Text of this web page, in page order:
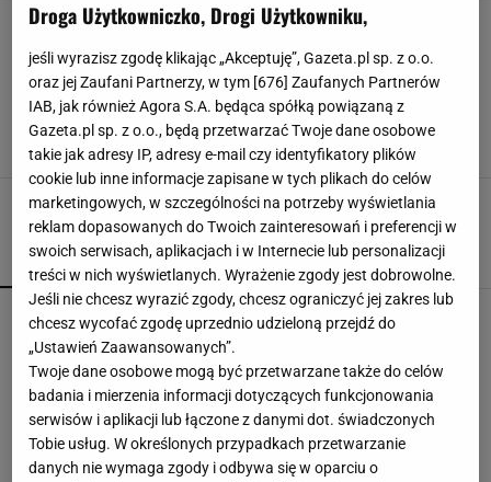
PIERSCIONEK-Z-DIAMENTEM
Kolorowe pierścionki królują w świecie mody.
Te znanej marki wyglądają jak małe cukierki
Klaudia Kierzkowska, 25 LIPCA 2026, 09:29
POPULARNE NAJNOWSZE
CCC przeceniło sandałki Gino Rossi o prawie 100
Mniej niż 50 zł, a pachną luksusem. Te perfumy
z Rossmanna pachną godzinami
Droga Użytkowniczko, Drogi Użytkowniku,
jeśli wyrazisz zgodę klikając „Akceptuję”, Gazeta.pl sp. z o.o.
oraz jej Zaufani Partnerzy, w tym [ 676 ] Zaufanych Partnerów
IAB, jak również Agora S.A. będąca spółką powiązaną z
Gazeta.pl sp. z o.o., będą przetwarzać Twoje dane osobowe
takie jak adresy IP, adresy e-mail czy identyfikatory plików
cookie lub inne informacje zapisane w tych plikach do celów
marketingowych, w szczególności na potrzeby wyświetlania
reklam dopasowanych do Twoich zainteresowań i preferencji w
swoich serwisach, aplikacjach i w Internecie lub personalizacji
treści w nich wyświetlanych. Wyrażenie zgody jest dobrowolne.
Jeśli nie chcesz wyrazić zgody, chcesz ograniczyć jej zakres lub
chcesz wycofać zgodę uprzednio udzieloną przejdź do
„Ustawień Zaawansowanych”.
Twoje dane osobowe mogą być przetwarzane także do celów
badania i mierzenia informacji dotyczących funkcjonowania
serwisów i aplikacji lub łączone z danymi dot. świadczonych
Tobie usług. W określonych przypadkach przetwarzanie
danych nie wymaga zgody i odbywa się w oparciu o